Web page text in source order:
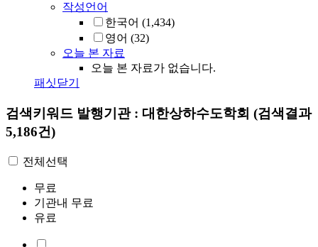
작성언어
한국어 (1,434)
영어 (32)
오늘 본 자료
오늘 본 자료가 없습니다.
패싯닫기
검색키워드 발행기관 : 대한상하수도학회 (검색결과
5,186건)
전체선택
무료
기관내 무료
유료